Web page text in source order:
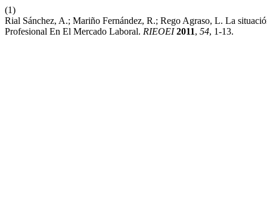
(1)
Rial Sánchez, A.; Mariño Fernández, R.; Rego Agraso, L. La
Profesional En El Mercado Laboral. RIEOEI 2011, 54, 1-13.